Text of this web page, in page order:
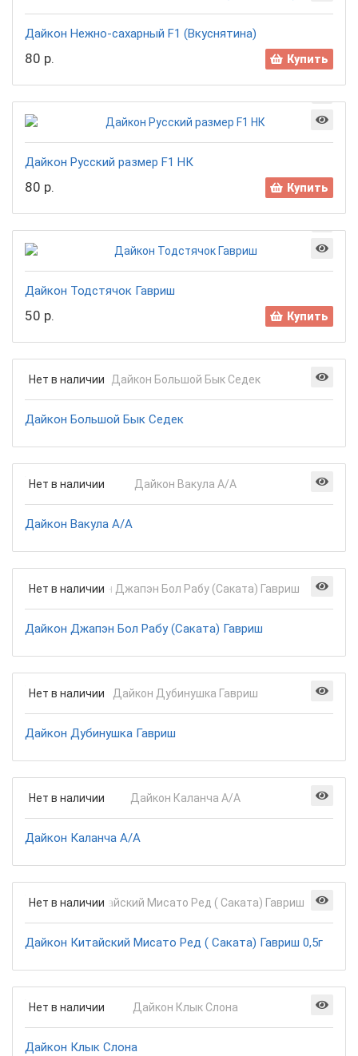
Дайкон Нежно-сахарный F1 (Вкуснятина)
80 р. Купить
Дайкон Русский размер F1 НК
80 р. Купить
Дайкон Тодстячок Гавриш
50 р. Купить
Нет в наличии
Дайкон Большой Бык Седек
Нет в наличии
Дайкон Вакула А/А
Нет в наличии
Дайкон Джапэн Бол Рабу (Саката) Гавриш
Нет в наличии
Дайкон Дубинушка Гавриш
Нет в наличии
Дайкон Каланча А/А
Нет в наличии
Дайкон Китайский Мисато Ред ( Саката) Гавриш 0,5г
Нет в наличии
Дайкон Клык Слона